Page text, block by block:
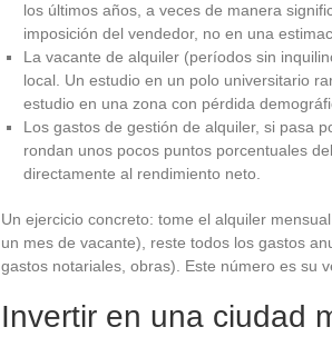
los últimos años, a veces de manera
imposición del vendedor, no en una
La vacante de alquiler (períodos sin
local. Un estudio en un polo universitario
estudio en una zona con pérdida
Los gastos de gestión de alquiler, si pasa
rondan unos pocos puntos porcentuales
directamente al rendimiento neto.
Un ejercicio concreto: tome el alquiler
un mes de vacante), reste todos los gastos
gastos notariales, obras). Este número es su
Invertir en una ciudad